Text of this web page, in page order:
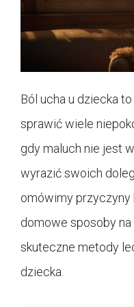
Ból ucha u dziecka
sprawić wiele
gdy maluch nie jest
wyrazić swoich
omówimy przyczyny
domowe sposoby na
skuteczne metody
dziecka.